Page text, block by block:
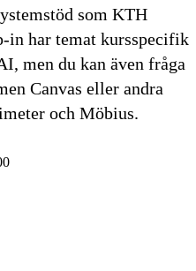
som KTH
in har temat kursspecifik
men du kan även fråga
Canvas eller andra
och Möbius.